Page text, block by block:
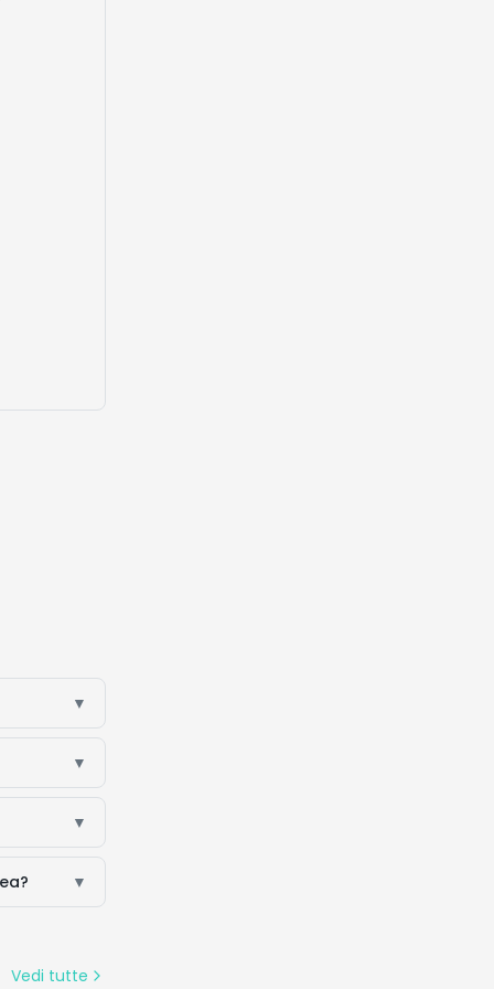
▼
▼
▼
▼
Vedi tutte